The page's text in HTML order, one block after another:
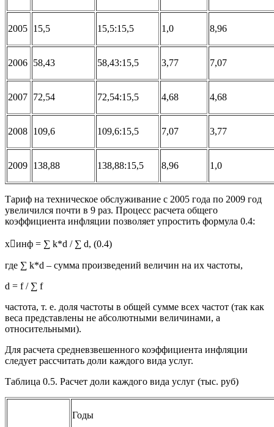
2005 15,5 15,5:15,5 1,0 8,96
2006 58,43 58,43:15,5 3,77 7,07
2007 72,54 72,54:15,5 4,68 4,68
2008 109,6 109,6:15,5 7,07 3,77
2009 138,88 138,88:15,5 8,96 1,0
Тариф на техническое обслуживание с 2005 года по 2009 год
увеличился почти в 9 раз. Процесс расчета общего
коэффициента инфляции позволяет упростить формула 0.4:
xинф = ∑ k*d / ∑ d, (0.4)
где ∑ k*d – сумма произведений величин на их частоты,
d = f / ∑ f
частота, т. е. доля частоты в общей сумме всех частот (так как
веса представлены не абсолютными величинами, а
относительными).
Для расчета средневзвешенного коэффициента инфляции
следует рассчитать доли каждого вида услуг.
Таблица 0.5. Расчет доли каждого вида услуг (тыс. руб)
Годы